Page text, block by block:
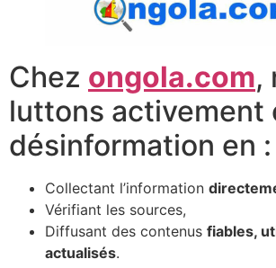
Chez ongola.com,
luttons activement
désinformation en :
Collectant l’information
Vérifiant les sources,
Diffusant des contenus fiables,
actualisés.